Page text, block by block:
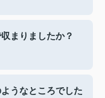
まりましたか？
うなところでした